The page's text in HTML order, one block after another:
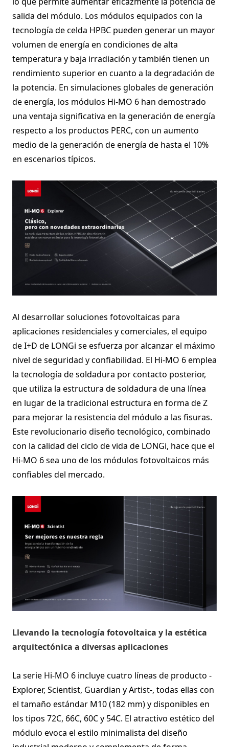
salida del módulo. Los módulos equipados con la
tecnología de celda HPBC pueden generar un mayor
volumen de energía en condiciones de alta
temperatura y baja irradiación y también tienen un
rendimiento superior en cuanto a la degradación de
la potencia. En simulaciones globales de generación
de energía, los módulos Hi-MO 6 han demostrado
una ventaja significativa en la generación de energía
respecto a los productos PERC, con un aumento
medio de la generación de energía de hasta el 10%
en escenarios típicos.
Al desarrollar soluciones fotovoltaicas para
aplicaciones residenciales y comerciales, el equipo
de I+D de LONGi se esfuerza por alcanzar el máximo
nivel de seguridad y confiabilidad. El Hi-MO 6 emplea
la tecnología de soldadura por contacto posterior,
que utiliza la estructura de soldadura de una línea
en lugar de la tradicional estructura en forma de Z
para mejorar la resistencia del módulo a las fisuras.
Este revolucionario diseño tecnológico, combinado
con la calidad del ciclo de vida de LONGi, hace que el
Hi-MO 6 sea uno de los módulos fotovoltaicos más
confiables del mercado.
Llevando la tecnología fotovoltaica y la estética
arquitectónica a diversas aplicaciones
La serie Hi-MO 6 incluye cuatro líneas de producto -
Explorer, Scientist, Guardian y Artist-, todas ellas con
el tamaño estándar M10 (182 mm) y disponibles en
los tipos 72C, 66C, 60C y 54C. El atractivo estético del
módulo evoca el estilo minimalista del diseño